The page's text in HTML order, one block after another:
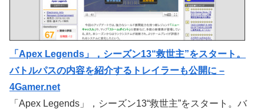
「Apex Legends」，シーズン13“救世主”をスタート。
バトルパスの内容を紹介するトレイラーも公開に –
4Gamer.net
「Apex Legends」，シーズン13“救世主”をスタート。バ